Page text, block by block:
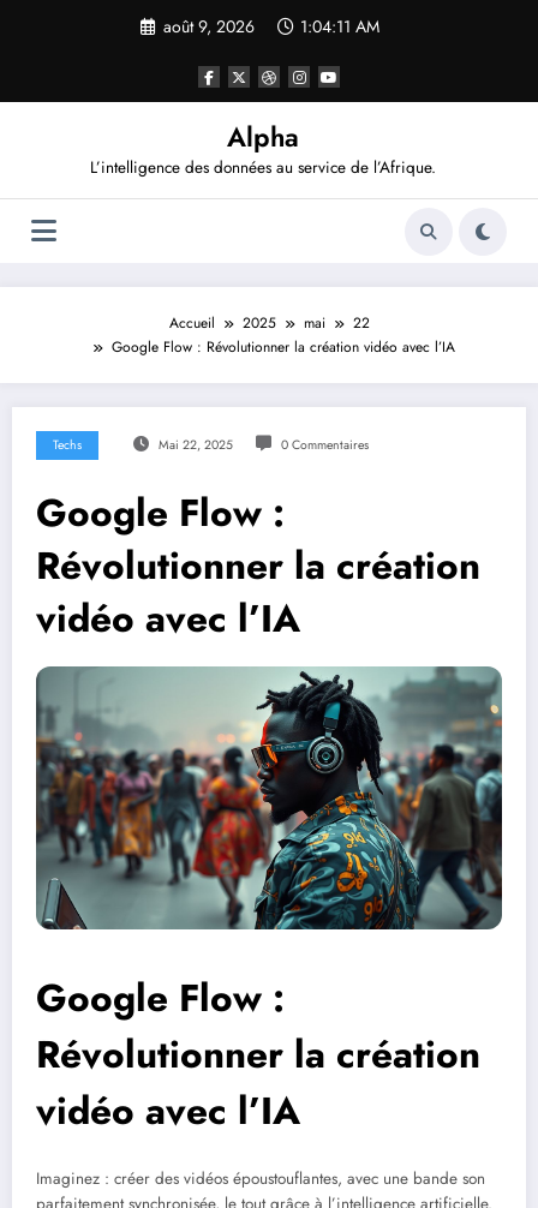
août 9, 2026 1:04:12 AM
Alpha
L’intelligence des données au service de l’Afrique.
Accueil 2025 mai
22
Google Flow : Révolutionner la création vidéo avec l’IA
Techs Mai 22, 2025 0 Commentaires
Google Flow :
Révolutionner la création
vidéo avec l’IA
Google Flow :
Révolutionner la création
vidéo avec l’IA
Imaginez : créer des vidéos époustouflantes, avec une bande son